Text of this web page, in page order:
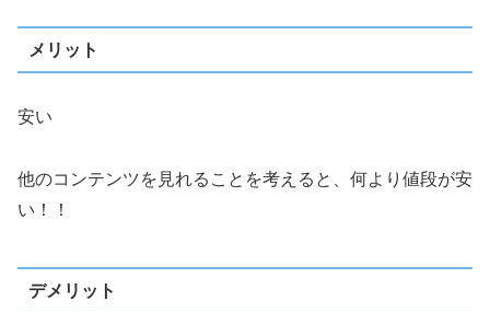
メリット
安い
他のコンテンツを見れることを考えると、何より値段が安
い！！
デメリット